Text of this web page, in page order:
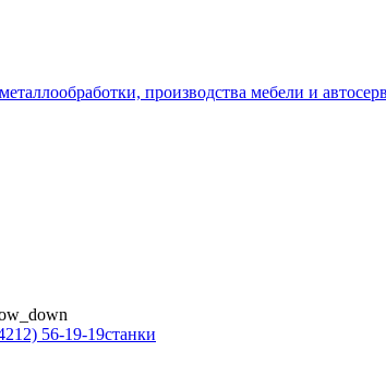
производства мебели и
56-19-19станки